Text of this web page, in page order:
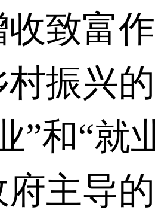
致富
村振兴
”和“就
府主导